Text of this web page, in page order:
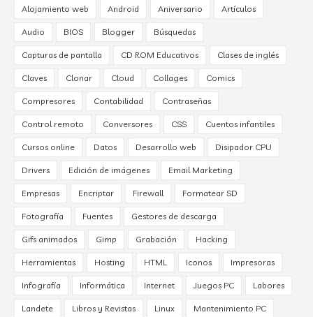
Alojamiento web Android Aniversario Artículos
Audio BIOS Blogger Búsquedas
Capturas de pantalla CD ROM Educativos Clases de inglés
Claves Clonar Cloud Collages Comics
Compresores Contabilidad Contraseñas
Control remoto Conversores CSS Cuentos infantiles
Cursos online Datos Desarrollo web Disipador CPU
Drivers Edición de imágenes Email Marketing
Empresas Encriptar Firewall Formatear SD
Fotografía Fuentes Gestores de descarga
Gifs animados Gimp Grabación Hacking
Herramientas Hosting HTML Iconos Impresoras
Infografía Informática Internet Juegos PC Labores
Landete Libros y Revistas Linux Mantenimiento PC